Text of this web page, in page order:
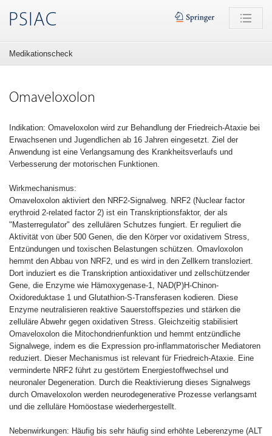
PSIAC
Medikationscheck
Omaveloxolon
Indikation: Omaveloxolon wird zur Behandlung der Friedreich-Ataxie bei
Erwachsenen und Jugendlichen ab 16 Jahren eingesetzt. Ziel der
Anwendung ist eine Verlangsamung des Krankheitsverlaufs und
Verbesserung der motorischen Funktionen.
Wirkmechanismus:
Omaveloxolon aktiviert den NRF2-Signalweg. NRF2 (Nuclear factor
erythroid 2-related factor 2) ist ein Transkriptionsfaktor, der als
"Masterregulator" des zellulären Schutzes fungiert. Er reguliert die
Aktivität von über 500 Genen, die den Körper vor oxidativem Stress,
Entzündungen und toxischen Belastungen schützen. Omavloxolon
hemmt den Abbau von NRF2, und es wird in den Zellkern transloziert.
Dort induziert es die Transkription antioxidativer und zellschützender
Gene, die Enzyme wie Hämoxygenase-1, NAD(P)H-Chinon-
Oxidoreduktase 1 und Glutathion-S-Transferasen kodieren. Diese
Enzyme neutralisieren reaktive Sauerstoffspezies und stärken die
zelluläre Abwehr gegen oxidativen Stress. Gleichzeitig stabilisiert
Omaveloxolon die Mitochondrienfunktion und hemmt entzündliche
Signalwege, indem es die Expression pro-inflammatorischer Mediatoren
reduziert. Dieser Mechanismus ist relevant für Friedreich-Ataxie. Eine
verminderte NRF2 führt zu gestörtem Energiestoffwechsel und
neuronaler Degeneration. Durch die Reaktivierung dieses Signalwegs
durch Omaveloxolon werden neurodegenerative Prozesse verlangsamt
und die zelluläre Homöostase wiederhergestellt.
Nebenwirkungen: Häufig bis sehr häufig sind erhöhte Leberenzyme (ALT